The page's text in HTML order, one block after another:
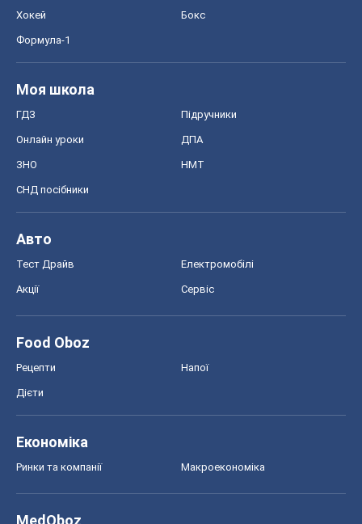
Хокей Бокс
Формула-1
Моя школа
ГДЗ Підручники
Онлайн уроки ДПА
ЗНО НМТ
СНД посібники
Авто
Тест Драйв Електромобілі
Акції Сервіс
Food Oboz
Рецепти Напої
Дієти
Економіка
Ринки та компанії Макроекономіка
MedOboz